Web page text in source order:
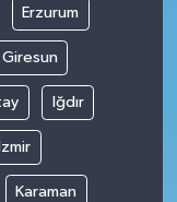
Erzurum
Giresun
Iğdır
İzmir
Karaman